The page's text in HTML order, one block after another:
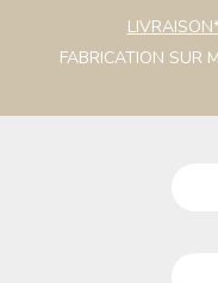
FABRICATION SUR